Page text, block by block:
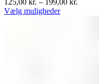
125,00 kr. – 199,00 kr.
Vælg muligheder